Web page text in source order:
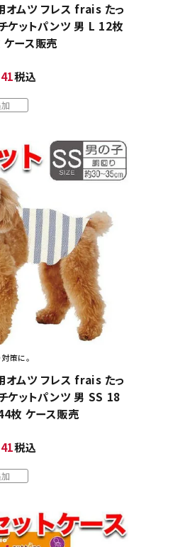
オムツ フレス frais たっ
ケットパンツ 男 L 12枚
ース販売
税込
策に。
オムツ フレス frais たっ
ケットパンツ 男 SS 18
枚 ケース販売
税込